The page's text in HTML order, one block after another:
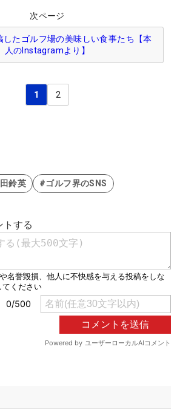
次ページ
したゴルフ場の美味しい食事たち【本
人のInstagramより】
1 2
鈴英 #ゴルフ界のSNS